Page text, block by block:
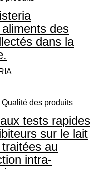
des
dans la
des produits
tests rapides
sur le lait
au
intra-